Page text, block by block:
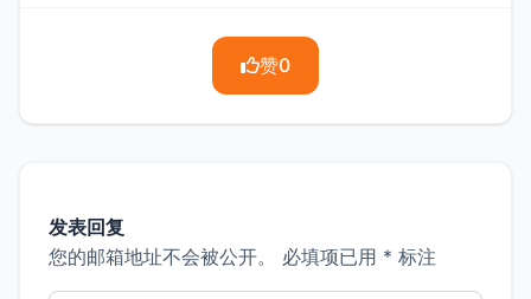
赞0
发表回复
您的邮箱地址不会被公开。
必填项已用 * 标注